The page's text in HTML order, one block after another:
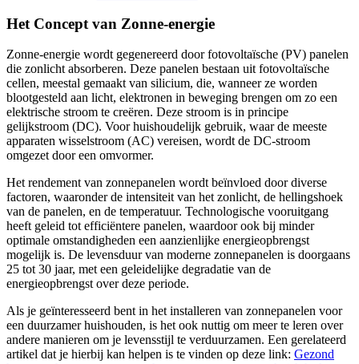
Het Concept van Zonne-energie
Zonne-energie wordt gegenereerd door fotovoltaïsche (PV) panelen
die zonlicht absorberen. Deze panelen bestaan uit fotovoltaïsche
cellen, meestal gemaakt van silicium, die, wanneer ze worden
blootgesteld aan licht, elektronen in beweging brengen om zo een
elektrische stroom te creëren. Deze stroom is in principe
gelijkstroom (DC). Voor huishoudelijk gebruik, waar de meeste
apparaten wisselstroom (AC) vereisen, wordt de DC-stroom
omgezet door een omvormer.
Het rendement van zonnepanelen wordt beïnvloed door diverse
factoren, waaronder de intensiteit van het zonlicht, de hellingshoek
van de panelen, en de temperatuur. Technologische vooruitgang
heeft geleid tot efficiëntere panelen, waardoor ook bij minder
optimale omstandigheden een aanzienlijke energieopbrengst
mogelijk is. De levensduur van moderne zonnepanelen is doorgaans
25 tot 30 jaar, met een geleidelijke degradatie van de
energieopbrengst over deze periode.
Als je geïnteresseerd bent in het installeren van zonnepanelen voor
een duurzamer huishouden, is het ook nuttig om meer te leren over
andere manieren om je levensstijl te verduurzamen. Een gerelateerd
artikel dat je hierbij kan helpen is te vinden op deze link: Gezond